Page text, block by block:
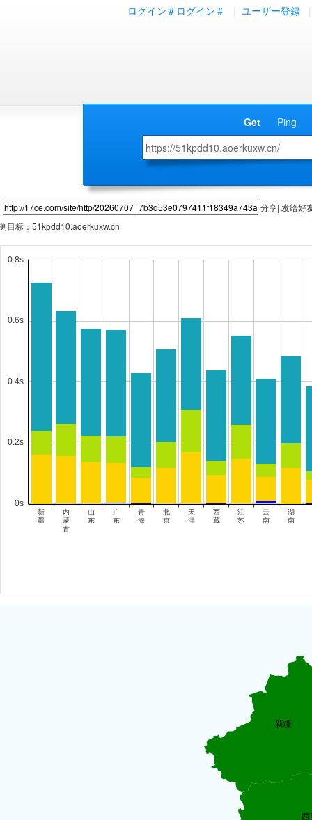
ログイン＃ログイン＃ ユーザー登録
Get Ping
分享| 发给好
目标： 51kpdd10.aoerkuxw.cn